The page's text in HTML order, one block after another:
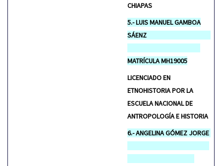
CHIAPAS
5.- LUIS MANUEL GAMBOA
SÁENZ
MATRÍCULA MH19005
LICENCIADO EN
ETNOHISTORIA POR LA
ESCUELA NACIONAL DE
ANTROPOLOGÍA E HISTORIA
6.- ANGELINA GÓMEZ JORGE